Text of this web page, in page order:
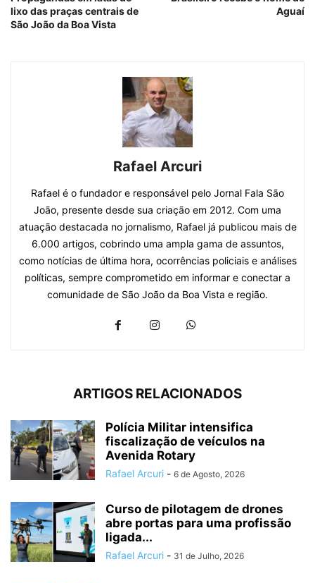
lixo das praças centrais de
São João da Boa Vista
Aguaí
Rafael Arcuri
Rafael é o fundador e responsável pelo Jornal Fala São
João, presente desde sua criação em 2012. Com uma
atuação destacada no jornalismo, Rafael já publicou mais de
6.000 artigos, cobrindo uma ampla gama de assuntos,
como notícias de última hora, ocorrências policiais e análises
políticas, sempre comprometido em informar e conectar a
comunidade de São João da Boa Vista e região.
ARTIGOS RELACIONADOS
Polícia Militar intensifica
fiscalização de veículos na
Avenida Rotary
Rafael Arcuri - 6 de Agosto, 2026
Curso de pilotagem de drones
abre portas para uma profissão
ligada...
Rafael Arcuri - 31 de Julho, 2026